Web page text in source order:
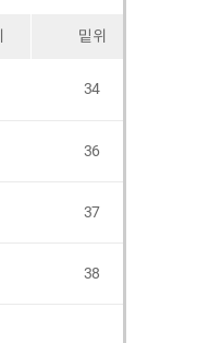
밑위
34
36
37
38